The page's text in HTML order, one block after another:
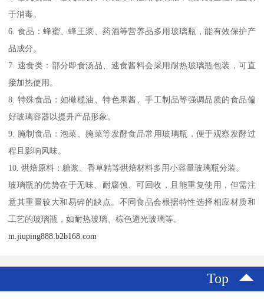
于消毒。
6. 食品：蜂蜜、蜂王浆、药酒等营养品多用玻璃瓶，能有效保护产
品成分。
7. 速食类：部分即食汤品、速食酱料会采用耐热玻璃瓶包装，可直
接加热使用。
8. 特殊食品：如橄榄油、特色果酱、手工制品等强调品质的食品偏
好玻璃容器以提升产品形象。
9. 腌制食品：泡菜、腌菜等发酵食品常用玻璃瓶，便于观察发酵过
程且影响风味。
10. 烘焙原料：糖浆、香草精等烘焙材料多用小容量玻璃瓶分装。
玻璃瓶的优势在于无味、耐腐蚀、可回收，且能重复使用，但需注
意其重量较大和易碎的缺点。不同食品会根据特性选择相应材质和
工艺的玻璃瓶，如耐热玻璃、棕色避光玻璃等。
m.jiuping888.b2b168.com
Top